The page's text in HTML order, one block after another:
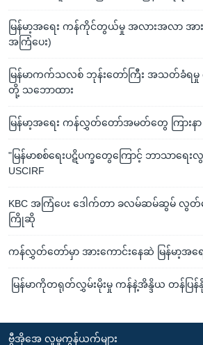
မြန်မာ့အရေး ကန်ကိုင်တွယ်မှု အလားအလာ အား
အကြံပေး)
မြန်မာကက်သလစ် ဘုန်းတော်ကြီး အသတ်ခံရ
တို့ သဘောထား
မြန်မာ့အရေး ကန်လွှတ်တော်အမတ်တွေ ကြားနာ
"မြန်မာစစ်ရေးပဋိပက္ခတွေကြောင့် ဘာသာရ
USCIRF
KBC အကြံပေး ဒေါက်တာ ခလမ်ဆမ်ဆွမ် လွတ်
ကြိုဆို
ကန်လွှတ်တော်မှာ အားကောင်းနေဆဲ မြန်မာ့အရေ
မြန်မာကိုတရုတ်လွှမ်းမိုးမှု ကန်နဲ့အိန္ဒိယ တန်ပြန်နိုင်ခ
ဗွီအိုအေ လူမှုကွန်ယက်များ